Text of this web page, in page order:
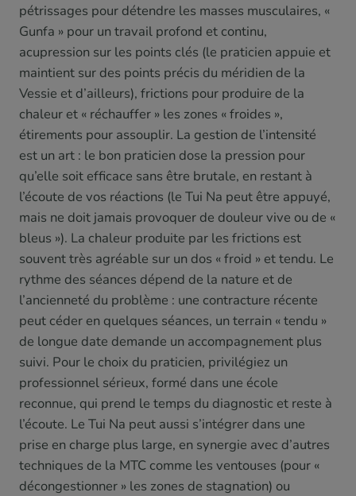
pétrissages pour détendre les masses musculaires, «
Gunfa » pour un travail profond et continu,
acupression sur les points clés (le praticien appuie et
maintient sur des points précis du méridien de la
Vessie et d’ailleurs), frictions pour produire de la
chaleur et « réchauffer » les zones « froides »,
étirements pour assouplir. La gestion de l’intensité
est un art : le bon praticien dose la pression pour
qu’elle soit efficace sans être brutale, en restant à
l’écoute de vos réactions (le Tui Na peut être appuyé,
mais ne doit jamais provoquer de douleur vive ou de «
bleus »). La chaleur produite par les frictions est
souvent très agréable sur un dos « froid » et tendu. Le
rythme des séances dépend de la nature et de
l’ancienneté du problème : une contracture récente
peut céder en quelques séances, un terrain « tendu »
de longue date demande un accompagnement plus
suivi. Pour le choix du praticien, privilégiez un
professionnel sérieux, formé dans une école
reconnue, qui prend le temps du diagnostic et reste à
l’écoute. Le Tui Na peut aussi s’intégrer dans une
prise en charge plus large, en synergie avec d’autres
techniques de la MTC comme les ventouses (pour «
décongestionner » les zones de stagnation) ou